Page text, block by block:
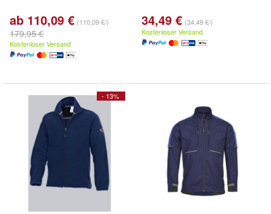
ab 110,09 € (110,09 €/)
179,95 €
Kostenloser Versand
34,49 € (34,49 €/)
Kostenloser Versand
- 13%